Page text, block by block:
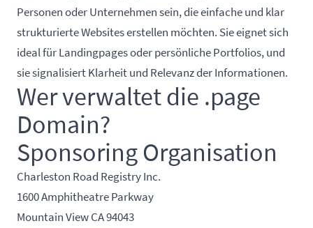
Personen oder Unternehmen sein, die einfache und klar
strukturierte Websites erstellen möchten. Sie eignet sich
ideal für Landingpages oder persönliche Portfolios, und
sie signalisiert Klarheit und Relevanz der Informationen.
Wer verwaltet die .page
Domain?
Sponsoring Organisation
Charleston Road Registry Inc.
1600 Amphitheatre Parkway
Mountain View CA 94043